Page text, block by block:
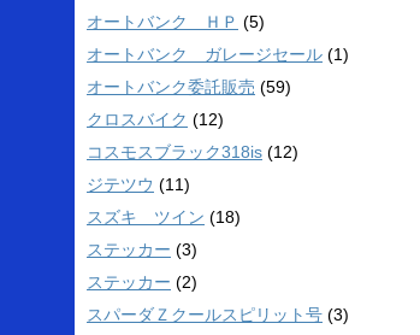
オートバンク ＨＰ (5)
オートバンク ガレージセール (1)
オートバンク委託販売 (59)
クロスバイク (12)
コスモスブラック318is (12)
ジテツウ (11)
スズキ ツイン (18)
ステッカー (3)
ステッカー (2)
スパーダＺクールスピリット号 (3)